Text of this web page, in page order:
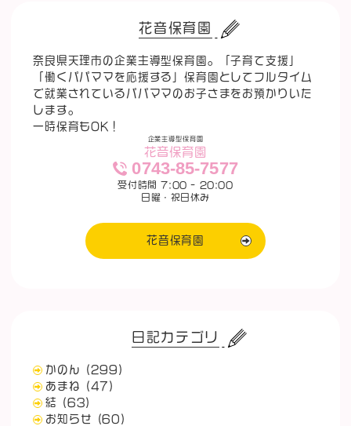
花音保育園
奈良県天理市の企業主導型保育園。「子育て支援」
「働くパパママを応援する」保育園としてフルタイム
で就業されているパパママのお子さまをお預かりいた
します。
一時保育もOK！
企業主導型保育園
花音保育園
0743-85-7577
受付時間 7:00 - 20:00
日曜・祝日休み
花音保育園
日記カテゴリ
かのん
(299)
あまね
(47)
結
(63)
お知らせ
(60)